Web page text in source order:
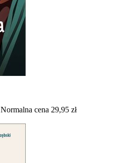
Normalna cena 29,95 zł